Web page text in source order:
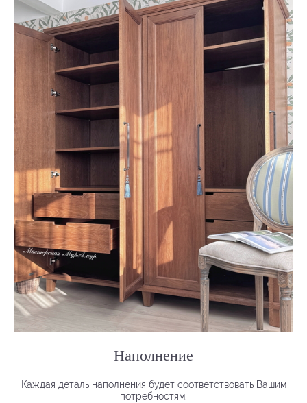
Наполнение
Каждая деталь наполнения будет соответствовать Вашим
потребностям.